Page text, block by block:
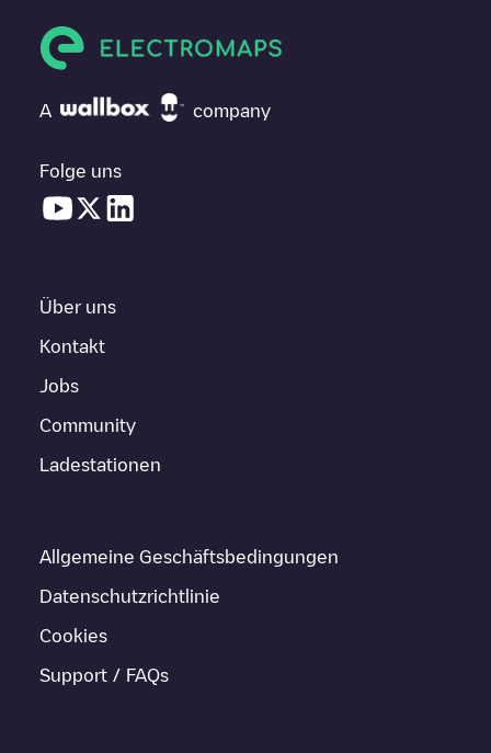
A company
Folge uns
Über uns
Kontakt
Jobs
Community
Ladestationen
Allgemeine Geschäftsbedingungen
Datenschutzrichtlinie
Cookies
Support / FAQs